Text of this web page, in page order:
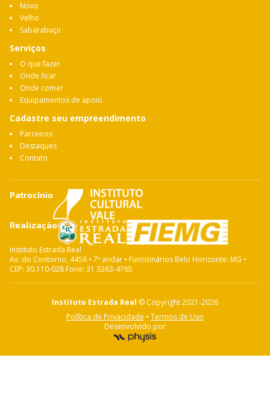
Novo
Velho
Sabarabuçu
Serviços
O que fazer
Onde ficar
Onde comer
Equipamentos de apoio
Cadastre seu empreendimento
Parceiros
Destaques
Contato
Patrocínio
Realização
Instituto Estrada Real
Av. do Contorno, 4456 • 7º andar • Funcionários Belo Horizonte: MG •
CEP: 30.110-028 Fone: 31 3263-4765
Instituto Estrada Real © Copyright 2021-2026
Política de Privacidade • Termos de Uso
Desenvolvido por